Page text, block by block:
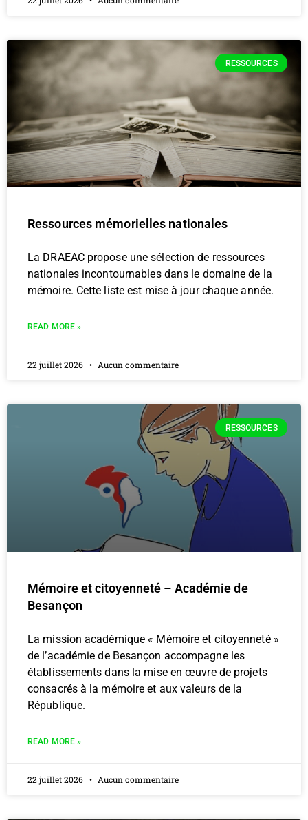
RESSOURCES
Ressources mémorielles nationales
La DRAEAC propose une sélection de ressources
nationales incontournables dans le domaine de la
mémoire. Cette liste est mise à jour chaque année.
READ MORE »
22 juillet 2026 Aucun commentaire
RESSOURCES
Mémoire et citoyenneté – Académie de
Besançon
La mission académique « Mémoire et citoyenneté »
de l’académie de Besançon accompagne les
établissements dans la mise en œuvre de projets
consacrés à la mémoire et aux valeurs de la
République.
READ MORE »
22 juillet 2026 Aucun commentaire